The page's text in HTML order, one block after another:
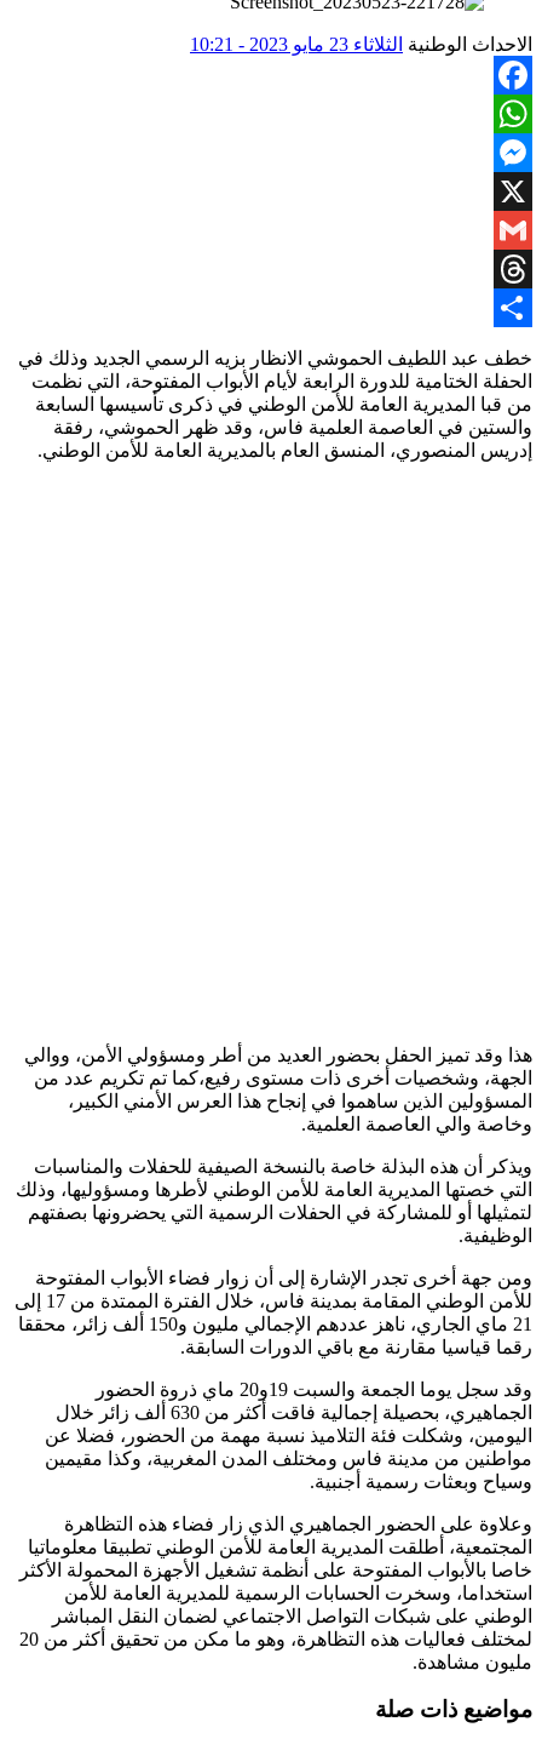
الاحداث الوطنية الثلاثاء 23 مايو 2023 - 10:21
Facebook
WhatsApp
Messenger
X
Gmail
Threads
Share
خطف عبد اللطيف الحموشي الانظار بزيه الرسمي الجديد وذلك في
الحفلة الختامية للدورة الرابعة لأيام الأبواب المفتوحة، التي نظمت
من قبا المديرية العامة للأمن الوطني في ذكرى تأسيسها السابعة
والستين في العاصمة العلمية فاس، وقد ظهر الحموشي، رفقة
إدريس المنصوري، المنسق العام بالمديرية العامة للأمن الوطني.
هذا وقد تميز الحفل بحضور العديد من أطر ومسؤولي الأمن، ووالي
الجهة، وشخصيات أخرى ذات مستوى رفيع،كما تم تكريم عدد من
المسؤولين الذين ساهموا في إنجاح هذا العرس الأمني الكبير،
وخاصة والي العاصمة العلمية.
ويذكر أن هذه البذلة خاصة بالنسخة الصيفية للحفلات والمناسبات
التي خصتها المديرية العامة للأمن الوطني لأطرها ومسؤوليها، وذلك
لتمثيلها أو للمشاركة في الحفلات الرسمية التي يحضرونها بصفتهم
الوظيفية.
ومن جهة أخرى تجدر الإشارة إلى أن زوار فضاء الأبواب المفتوحة
للأمن الوطني المقامة بمدينة فاس، خلال الفترة الممتدة من 17 إلى
21 ماي الجاري، ناهز عددهم الإجمالي مليون و150 ألف زائر، محققا
رقما قياسيا مقارنة مع باقي الدورات السابقة.
وقد سجل يوما الجمعة والسبت 19و20 ماي ذروة الحضور
الجماهيري، بحصيلة إجمالية فاقت أكثر من 630 ألف زائر خلال
اليومين، وشكلت فئة التلاميذ نسبة مهمة من الحضور، فضلا عن
مواطنين من مدينة فاس ومختلف المدن المغربية، وكذا مقيمين
وسياح وبعثات رسمية أجنبية.
وعلاوة على الحضور الجماهيري الذي زار فضاء هذه التظاهرة
المجتمعية، أطلقت المديرية العامة للأمن الوطني تطبيقا معلوماتيا
خاصا بالأبواب المفتوحة على أنظمة تشغيل الأجهزة المحمولة الأكثر
استخداما، وسخرت الحسابات الرسمية للمديرية العامة للأمن
الوطني على شبكات التواصل الاجتماعي لضمان النقل المباشر
لمختلف فعاليات هذه التظاهرة، وهو ما مكن من تحقيق أكثر من 20
مليون مشاهدة.
مواضيع ذات صلة